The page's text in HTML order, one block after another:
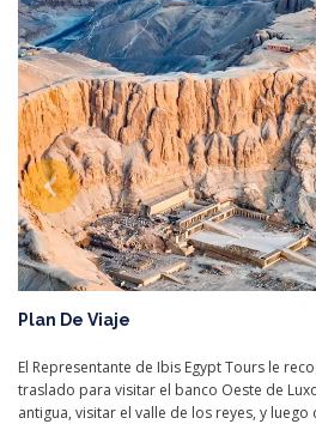
Plan De Viaje
El Representante de Ibis Egypt Tours le
traslado para visitar el banco Oeste de
antigua, visitar el valle de los reyes, y